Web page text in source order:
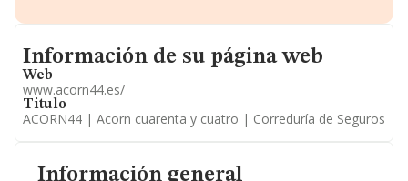
Información general
Información oficial y registral complementaria.
Informacion de su página web
Información de su página web
Web
www.acorn44.es/
Titulo
ACORN44 | Acorn cuarenta y cuatro | Correduría de Seguros